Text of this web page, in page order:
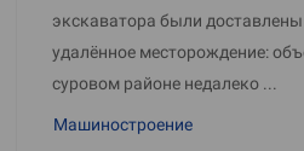
экскаватора были
удалённое месторождение:
суровом районе недалеко ...
Машиностроение